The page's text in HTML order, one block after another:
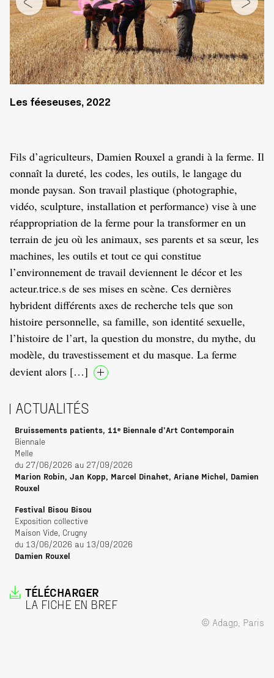
Les féeseuses, 2022
Fils d’agriculteurs, Damien Rouxel a grandi à la ferme. Il
connaît la dureté, les codes, les outils, le langage du
monde paysan. Son travail plastique (photographie,
vidéo, sculpture, installation et performance) vise à une
réappropriation de la ferme pour la transformer en un
terrain de jeu où les animaux, ses parents et sa sœur, les
machines, les outils et tout ce qui constitue
l’environnement de travail deviennent le décor et les
acteur.trice.s de ses mises en scène. Ces dernières
hybrident différents axes de recherche tels que son
histoire personnelle, sa famille, son identité sexuelle,
l’histoire de l’art, la question du monstre, du mythe, du
modèle, du travestissement et du masque. La ferme
devient alors […]
ACTUALITÉS
Bruissements patients, 11ᵉ Biennale d’Art Contemporain
Biennale
Melle
du 27/06/2026 au 27/09/2026
Marion Robin, Jan Kopp, Marcel Dinahet, Ariane Michel, Damien
Rouxel
Festival Bisou Bisou
Exposition collective
Maison Vide, Crugny
du 13/06/2026 au 13/09/2026
Damien Rouxel
TÉLÉCHARGER
LA FICHE EN BREF
© Adagp, Paris